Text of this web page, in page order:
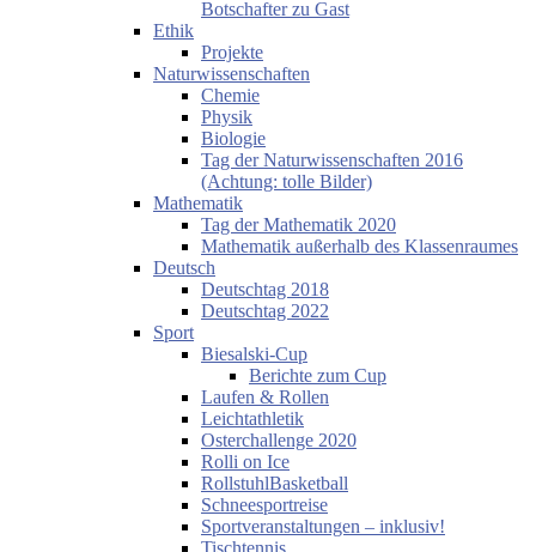
Botschafter zu Gast
Ethik
Projekte
Naturwissenschaften
Chemie
Physik
Biologie
Tag der Naturwissenschaften 2016
(Achtung: tolle Bilder)
Mathematik
Tag der Mathematik 2020
Mathematik außerhalb des Klassenraumes
Deutsch
Deutschtag 2018
Deutschtag 2022
Sport
Biesalski-Cup
Berichte zum Cup
Laufen & Rollen
Leichtathletik
Osterchallenge 2020
Rolli on Ice
RollstuhlBasketball
Schneesportreise
Sportveranstaltungen – inklusiv!
Tischtennis